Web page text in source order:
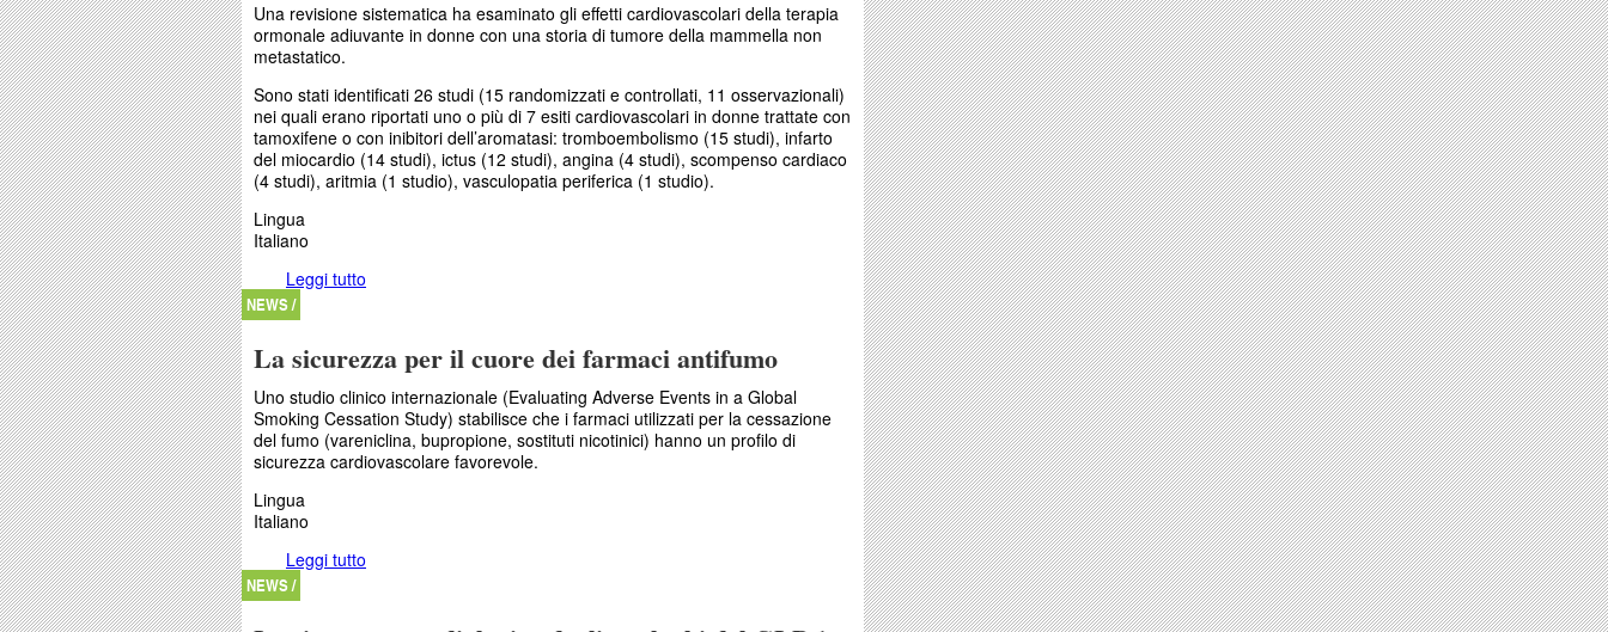
Una revisione sistematica ha esaminato gli effetti cardiovascolari della terapia
ormonale adiuvante in donne con una storia di tumore della mammella non
metastatico.
Sono stati identificati 26 studi (15 randomizzati e controllati, 11 osservazionali)
nei quali erano riportati uno o più di 7 esiti cardiovascolari in donne trattate con
tamoxifene o con inibitori dell’aromatasi: tromboembolismo (15 studi), infarto
del miocardio (14 studi), ictus (12 studi), angina (4 studi), scompenso cardiaco
(4 studi), aritmia (1 studio), vasculopatia periferica (1 studio).
Lingua
Italiano
Leggi tutto
NEWS /
La sicurezza per il cuore dei farmaci antifumo
Uno studio clinico internazionale (Evaluating Adverse Events in a Global
Smoking Cessation Study) stabilisce che i farmaci utilizzati per la cessazione
del fumo (vareniclina, bupropione, sostituti nicotinici) hanno un profilo di
sicurezza cardiovascolare favorevole.
Lingua
Italiano
Leggi tutto
NEWS /